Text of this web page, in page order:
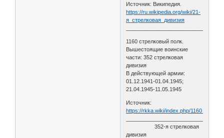
Источник: Википедия.
https://ru.wikipedia.org/wiki/21-
я_стрелковая_дивизия
1160 стрелковый полк.
Вышестоящие воинские
части: 352 стрелковая
дивизия
В действующей армии:
01.12.1941-01.04.1945;
21.04.1945-11.05.1945
Источник:
https://rkka.wiki/index.php/
352-я стрелковая
дивизия